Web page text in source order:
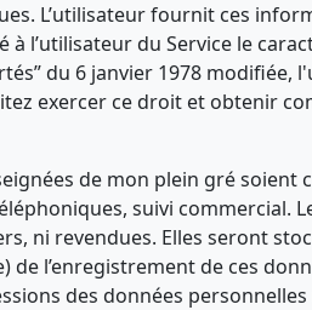
L’utilisateur fournit ces
à l’utilisateur du Service le
du 6 janvier 1978 modifiée,
exercer ce droit et obtenir
de mon plein gré
suivi commercial.
ni revendues. Elles seront
de l’enregistrement de ces
des données